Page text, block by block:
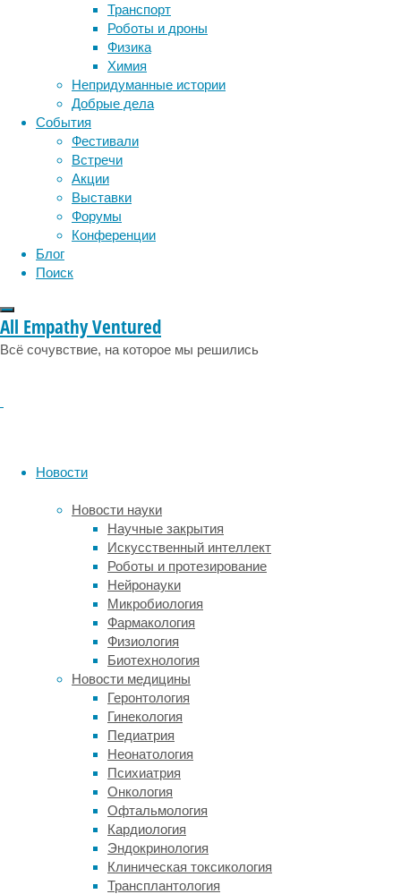
Транспорт
Роботы и дроны
Физика
Химия
Непридуманные истории
Добрые дела
События
Фестивали
Встречи
Акции
Выставки
Форумы
Конференции
Блог
Поиск
All Empathy Ventured
Всё сочувствие, на которое мы решились
Новости
Новости науки
Научные закрытия
Искусственный интеллект
Роботы и протезирование
Нейронауки
Микробиология
Фармакология
Физиология
Биотехнология
Новости медицины
Геронтология
Гинекология
Педиатрия
Неонатология
Психиатрия
Онкология
Офтальмология
Кардиология
Эндокринология
Клиническая токсикология
Трансплантология
основе
исследования,
которое
охватило
более
130
тысяч
человек
из
21
страны.
Молочные
основных
источников
повышенным
возникновения
сердечно-
сосудистых
заболеваний.
связи
этим
Всемирная
организация
здравоохранения
рекомендует
сократить
потребление
менее
процентов
лекарства медицина
мозг наука
нейробиология
нейрофизиология
поведение
сон социальные проблемы
физиология
эмоции эпидемия